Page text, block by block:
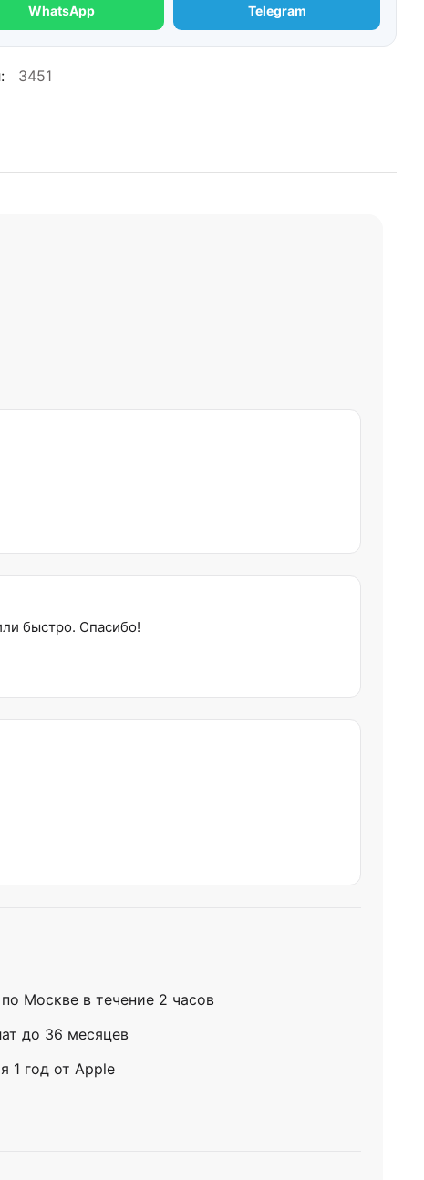
WhatsApp Telegram
3451
быстро. Спасибо!
Москве в течение 2 часов
до 36 месяцев
1 год от Apple